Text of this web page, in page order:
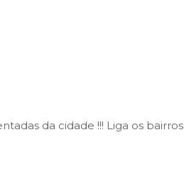
da cidade !!! Liga os bairros